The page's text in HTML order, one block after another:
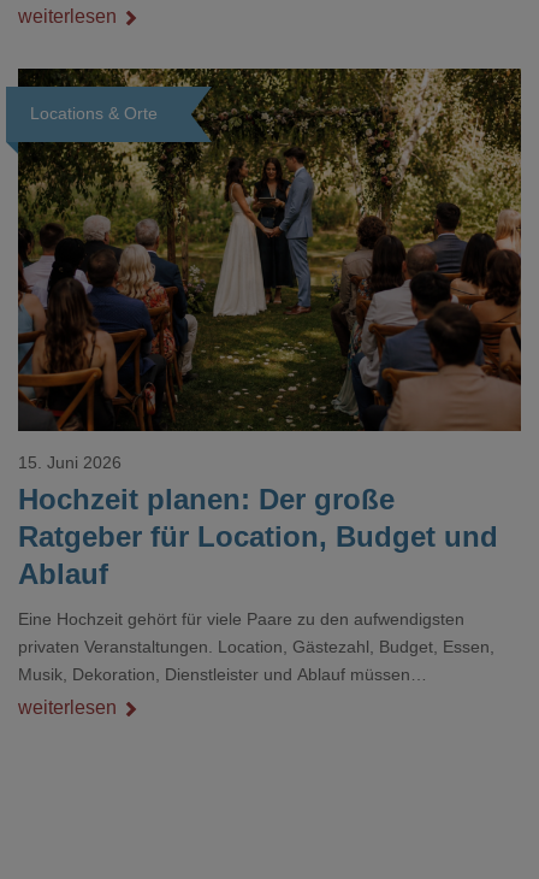
unübersichtlichen Stapel. Wer schon einmal kurz vor einem Event
Dokument gesucht hat, kennt das mulmige Gefühl.
weiterlesen
Locations & Orte
Hochzeit planen: Der große
Ratgeber für Location, Budget und
Ablauf
15. Juni 2026
Eine Hochzeit gehört für viele Paare zu den aufwendigsten
privaten Veranstaltungen. Location, Gästezahl, Budget, Essen,
Musik, Dekoration, Dienstleister und Ablauf müssen
zusammenpassen, damit der Tag gut organisiert ist und trotzdem
weiterlesen